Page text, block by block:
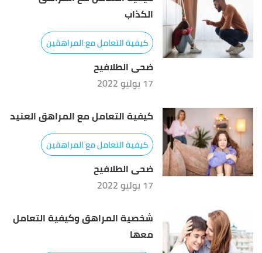
الكذاب
كيفية التعامل مع المراهقين
ضحى الطلافيح
17 يوليو 2022
كيفية التعامل مع المراهق العنيد
كيفية التعامل مع المراهقين
ضحى الطلافيح
17 يوليو 2022
شخصية المراهق وكيفية التعامل
معها